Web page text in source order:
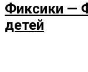
Фиксики —
детей